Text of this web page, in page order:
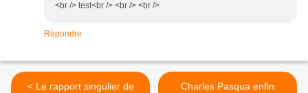
<br /> test<br /> <br /> <br />
Répondre
< Le rapport singulier de
Charles Pasqua enfin